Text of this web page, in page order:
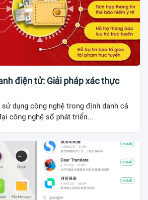
điện tử: Giải pháp xác thực
dụng công nghệ trong định danh cá
công nghệ số phát triển...